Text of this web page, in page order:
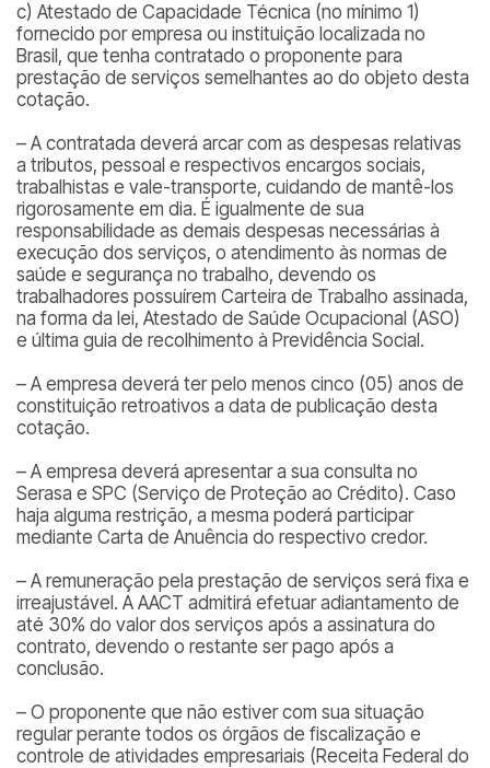
c) Atestado de Capacidade Técnica (no mínimo 1)
fornecido por empresa ou instituição localizada no
Brasil, que tenha contratado o proponente para
prestação de serviços semelhantes ao do objeto desta
cotação.
– A contratada deverá arcar com as despesas relativas
a tributos, pessoal e respectivos encargos sociais,
trabalhistas e vale-transporte, cuidando de mantê-los
rigorosamente em dia. É igualmente de sua
responsabilidade as demais despesas necessárias à
execução dos serviços, o atendimento às normas de
saúde e segurança no trabalho, devendo os
trabalhadores possuírem Carteira de Trabalho assinada,
na forma da lei, Atestado de Saúde Ocupacional (ASO)
e última guia de recolhimento à Previdência Social.
– A empresa deverá ter pelo menos cinco (05) anos de
constituição retroativos a data de publicação desta
cotação.
– A empresa deverá apresentar a sua consulta no
Serasa e SPC (Serviço de Proteção ao Crédito). Caso
haja alguma restrição, a mesma poderá participar
mediante Carta de Anuência do respectivo credor.
– A remuneração pela prestação de serviços será fixa e
irreajustável. A AACT admitirá efetuar adiantamento de
até 30% do valor dos serviços após a assinatura do
contrato, devendo o restante ser pago após a
conclusão.
– O proponente que não estiver com sua situação
regular perante todos os órgãos de fiscalização e
controle de atividades empresariais (Receita Federal do